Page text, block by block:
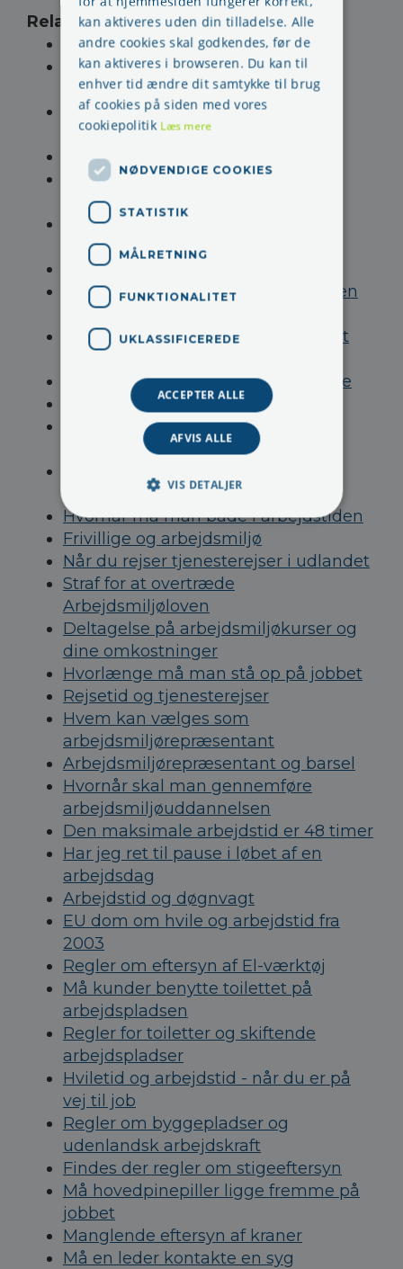
Relaterede sider:
Årlig arbejdsmiljødrøftelse i AMO
FAQ arbejdsmiljø - spørgsmål og
regler
Suppleant for
arbejdsmiljørepræsentanten
Forskellen på TR- og AMR
Om skærmbriller, har jeg ret til
skærmbriller
Er mit arbejdsmiljøkursus for
gammelt
Tilsidesættelse af 11 timers reglen
Om at bliver indkaldt til møde på en
fridag
Kan man stoppe i utide - som valgt
Videoovervågning af medarbejdere
Mit kursusbevis fra er blevet væk
11 timers reglen - Kompenserende
hvileperioder og fridøgn
AMO-repræsentant
Hvornår må man bade i arbejdstiden
Frivillige og arbejdsmiljø
Når du rejser tjenesterejser i udlandet
Straf for at overtræde
Arbejdsmiljøloven
Deltagelse på arbejdsmiljøkurser og
dine omkostninger
Hvorlænge må man stå op på jobbet
Rejsetid og tjenesterejser
Hvem kan vælges som
arbejdsmiljørepræsentant
Arbejdsmiljørepræsentant og barsel
Hvornår skal man gennemføre
arbejdsmiljøuddannelsen
Den maksimale arbejdstid er 48 timer
Har jeg ret til pause i løbet af en
arbejdsdag
Arbejdstid og døgnvagt
EU dom om hvile og arbejdstid fra
2003
Regler om eftersyn af El-værktøj
Må kunder benytte toilettet på
arbejdspladsen
Regler for toiletter og skiftende
arbejdspladser
Hviletid og arbejdstid - når du er på
vej til job
Regler om byggepladser og
udenlandsk arbejdskraft
Findes der regler om stigeeftersyn
Må hovedpinepiller ligge fremme på
jobbet
Manglende eftersyn af kraner
Må en leder kontakte en syg
kan aktiveres uden din tilladelse. Alle
andre cookies skal godkendes, før de
kan aktiveres i browseren. Du kan til
enhver tid ændre dit samtykke til brug
af cookies på siden med vores
cookiepolitik Læs mere
NØDVENDIGE COOKIES
STATISTIK
MÅLRETNING
FUNKTIONALITET
UKLASSIFICEREDE
ACCEPTER ALLE
AFVIS ALLE
VIS DETALJER